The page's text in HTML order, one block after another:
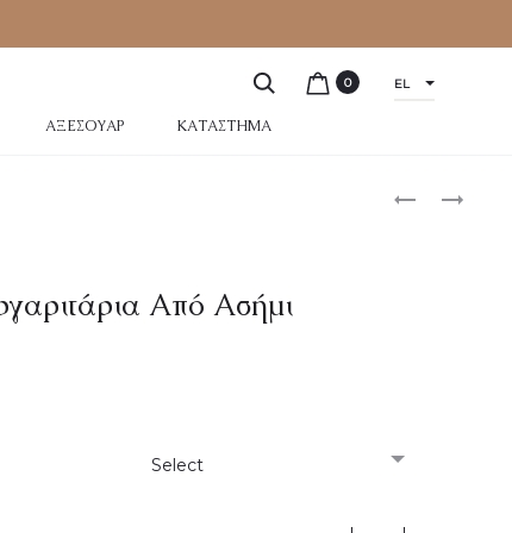
ΑΞΕΣΟΥΆΡ ΚΑΤΆΣΤΗΜΑ
0 EL
Από Ασήμι